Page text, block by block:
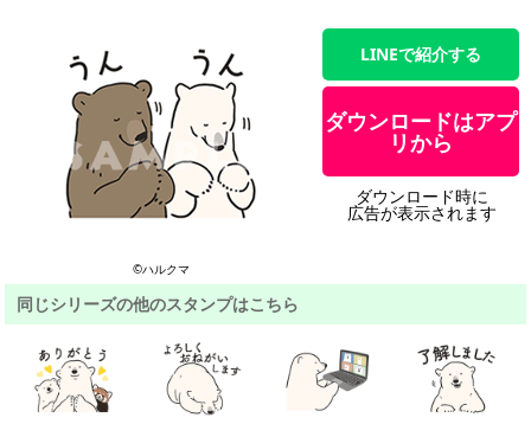
©ハルクマ
LINEで紹介する
ダウンロードはアプ
リから
ダウンロード時に
広告が表示されます
同じシリーズの他のスタンプはこちら